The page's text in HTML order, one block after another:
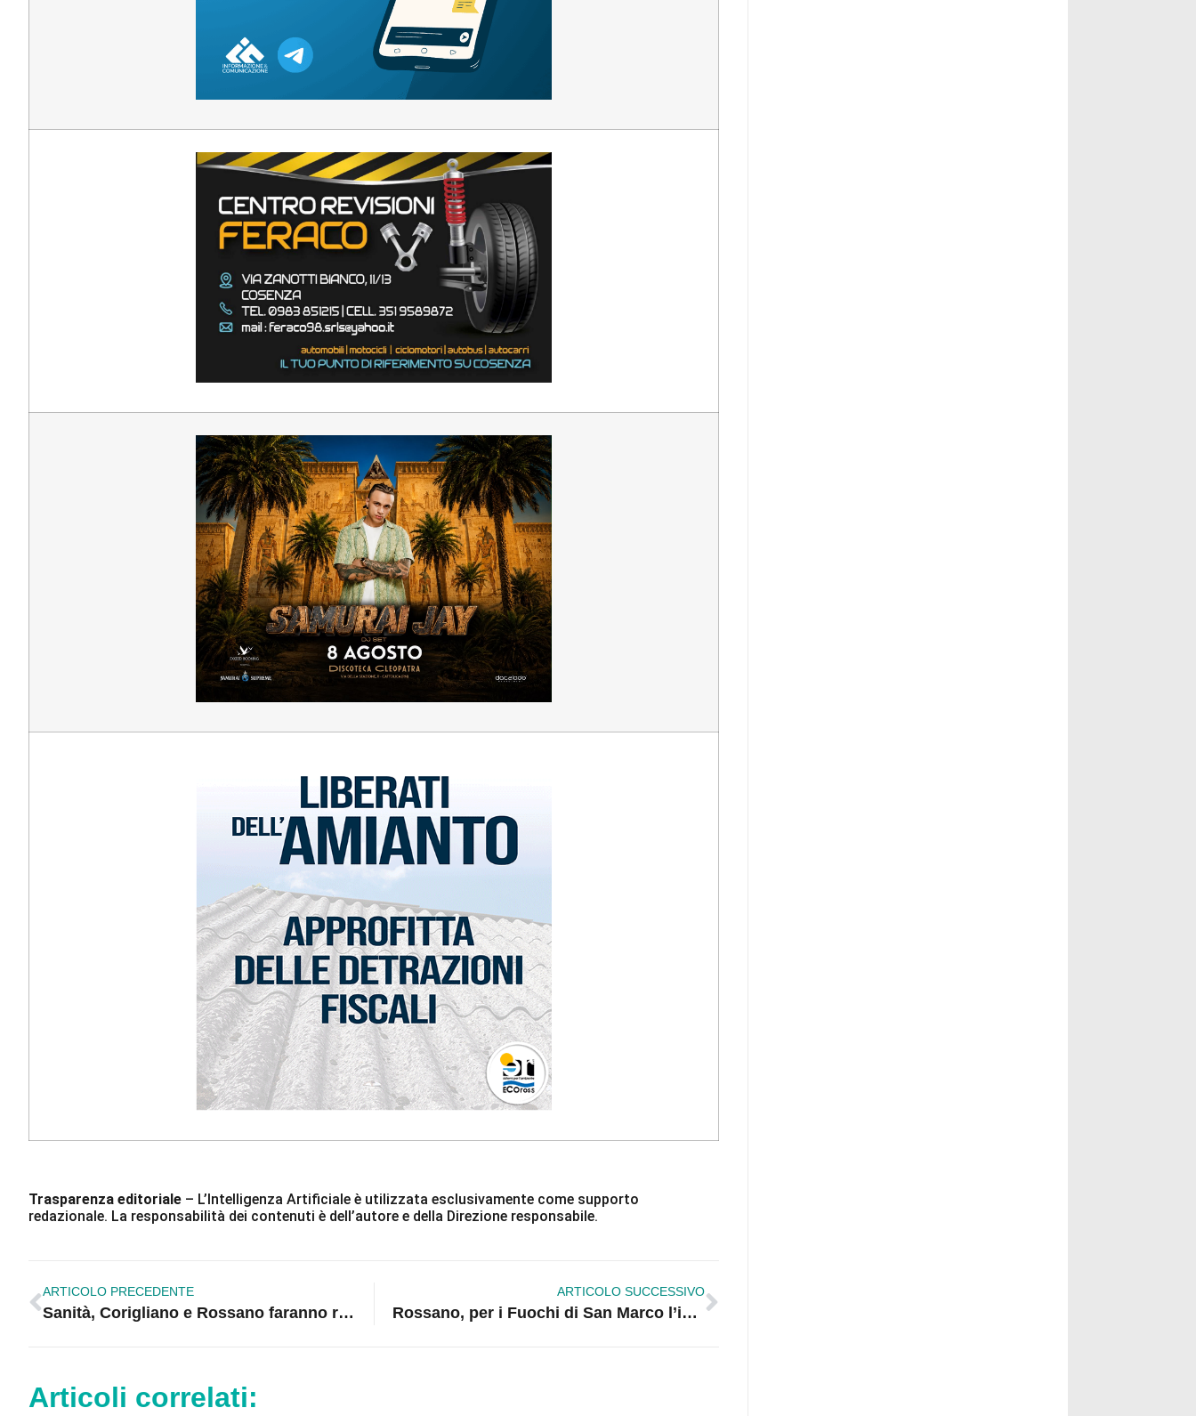
Trasparenza editoriale – L’Intelligenza Artificiale è utilizzata esclusivamente come supporto
redazionale. La responsabilità dei contenuti è dell’autore e della Direzione responsabile.
ARTICOLO PRECEDENTE
Sanità, Corigliano e Rossano faranno ricorso al Tar
ARTICOLO SUCCESSIVO
Rossano, per i Fuochi di San Marco l’iniziativa “Adotta un fuoco”
Articoli correlati: